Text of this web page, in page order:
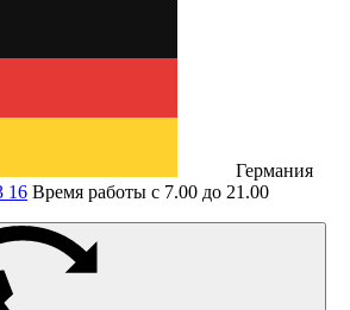
Германия
16 Время работы с 7.00 до 21.00